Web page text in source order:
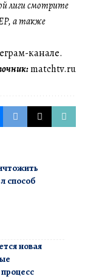
лиги смотрите
а также
канале.
matchtv.ru
способ
новая